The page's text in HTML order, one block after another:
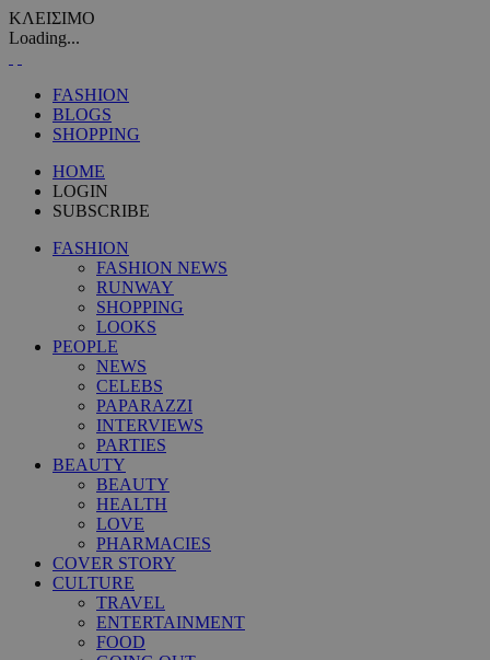
ΚΛΕΙΣΙΜΟ
Loading...
FASHION
BLOGS
SHOPPING
HOME
LOGIN
SUBSCRIBE
FASHION
FASHION NEWS
RUNWAY
SHOPPING
LOOKS
PEOPLE
NEWS
CELEBS
PAPARAZZI
INTERVIEWS
PARTIES
BEAUTY
BEAUTY
HEALTH
LOVE
PHARMACIES
COVER STORY
CULTURE
TRAVEL
ENTERTAINMENT
FOOD